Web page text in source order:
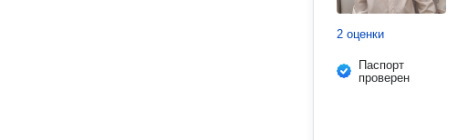
2 оценки
Паспорт
проверен